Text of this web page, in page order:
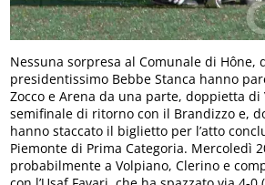
Nessuna sorpresa al Comunale di Hône,
presidentissimo Bebbe Stanca hanno
Zocco e Arena da una parte, doppietta di
semifinale di ritorno con il Brandizzo e,
hanno staccato il biglietto per l’atto
Piemonte di Prima Categoria. Mercoledì
probabilmente a Volpiano, Clerino e